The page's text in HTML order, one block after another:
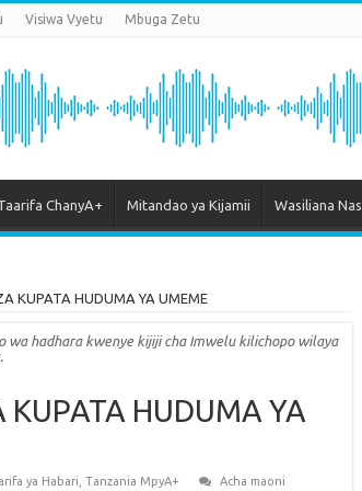
Visiwa Vyetu Mbuga Zetu
ChanyA+ Mitandao ya Kijamii Wasiliana
KUPATA HUDUMA YA UMEME
hadhara kwenye kijiji cha Imwelu kilichopo wilaya
HUDUMA YA
ya Habari Tanzania MpyA+
Acha maoni